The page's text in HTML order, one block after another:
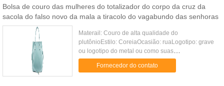
Bolsa de couro das mulheres do totalizador do corpo da cruz da
sacola do falso novo da mala a tiracolo do vagabundo das senhoras
Materail: Couro de alta qualidade do
plutônioEstilo: CoreiaOcasião: ruaLogotipo: grave
ou logotipo do metal ou como suas
exigênciasTamanho: 43 (w)*27 (h)*12 (d) cmFAQ
1. Q: São você uma fábrica ou a empresa ...
Fornecedor do contato